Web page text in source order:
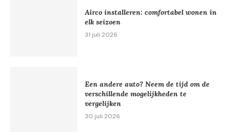
Airco installeren: comfortabel wonen in
elk seizoen
31 juli 2026
Een andere auto? Neem de tijd om de
verschillende mogelijkheden te
vergelijken
30 juli 2026